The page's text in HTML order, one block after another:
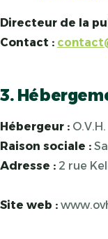
Directeur de la
Contact :
3.
Hébergeur : O.V.H.
Raison sociale :
Adresse : 2 rue
Site web :